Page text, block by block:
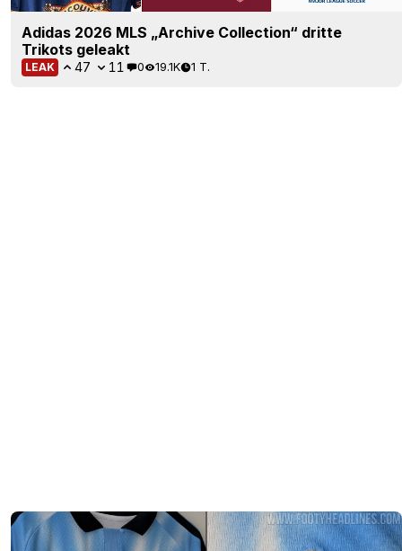
Adidas 2026 MLS „Archive Collection“ dritte
Trikots geleakt
LEAK 47 11 0 19.1K 1 T.